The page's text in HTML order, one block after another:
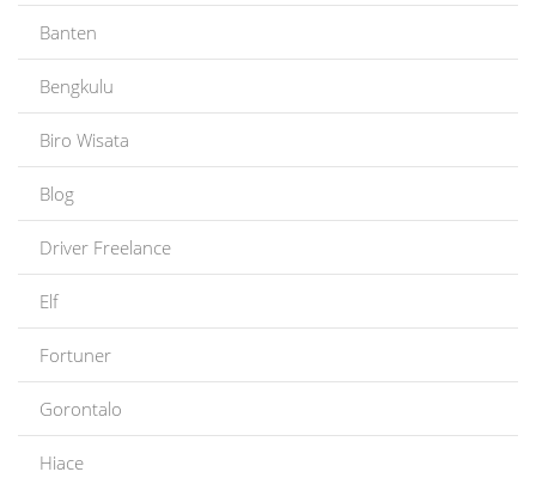
Banten
Bengkulu
Biro Wisata
Blog
Driver Freelance
Elf
Fortuner
Gorontalo
Hiace